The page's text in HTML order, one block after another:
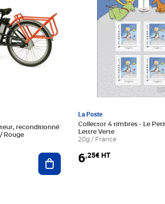
reconditionné
Rouge
Ajouter au panier
La Poste
Collector 4 timbres - Le
Lettre Verte
20g / France
6,25€ HT